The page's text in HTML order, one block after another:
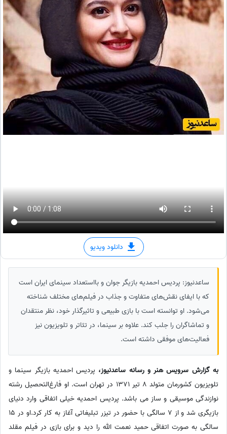
دانلود ویدیو
ساعدنیوز: پردیس احمدیه بازیگر جوان و بااستعداد سینمای ایران است
که با ایفای نقش‌های متفاوت و جذاب در فیلم‌های مختلف شناخته
می‌شود. او توانسته است با بازی طبیعی و تاثیرگذار خود، نظر منتقدان
و تماشاگران را جلب کند. علاوه بر سینما، در تئاتر و تلویزیون نیز
فعالیت‌های موفقی داشته است.
به گزارش سرویس هنر و رسانه ساعدنیوز، پردیس احمدیه بازیگر سینما و
تلویزیون کشورمان متولد 8 تیر 1371 در تهران است. او فارغ‌التحصیل رشته
نوازندگی موسیقی و ساز می باشد. پردیس احمدیه خیلی اتفاقی وارد دنیای
بازیگری شد و از 7 سالگی با حضور در تیزر تبلیغاتی آغاز به کار کرد.او در 15
سالگی به صورت اتفاقی حمید نعمت الله را دید و برای بازی در فیلم مقلد